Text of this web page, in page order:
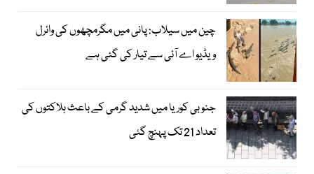
چین میں سیلاب: پانی میں مگرمچھوں کی وائرل
ویڈیو اے آئی سے تیار کی گئی ہے
جنوبی کوریا میں شدید گرمی کے باعث ہلاکتوں کی
تعداد 21 تک پہنچ گئی